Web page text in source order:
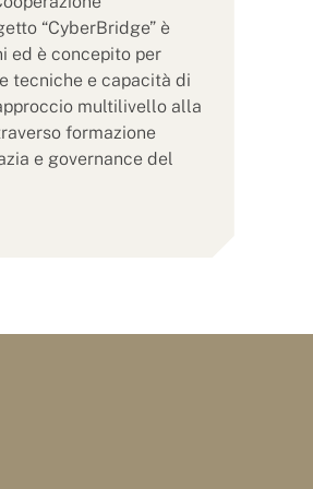
“CyberBridge” è
ed è concepito per
tecniche e capacità di
multilivello alla
formazione
e governance del